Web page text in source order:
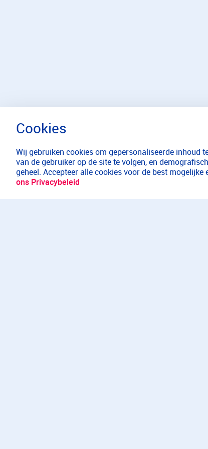
Wij gebruiken cookies om gepersonaliseerde inhoud
van de gebruiker op de site te volgen, en
geheel. Accepteer alle cookies voor de best
ons Privacybeleid